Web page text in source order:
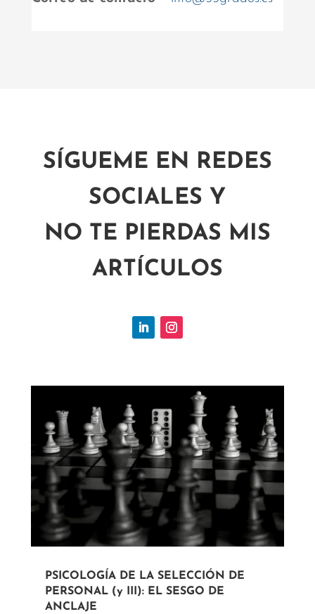
SÍGUEME EN REDES
SOCIALES Y
NO TE PIERDAS MIS
ARTÍCULOS
PSICOLOGÍA DE LA SELECCIÓN DE
PERSONAL (y III): EL SESGO DE
ANCLAJE